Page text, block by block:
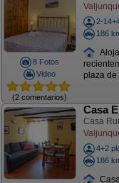
8 Fotos
Video
(2 comentarios)
2-
186
plaza de
Casa
Casa
4+2
186